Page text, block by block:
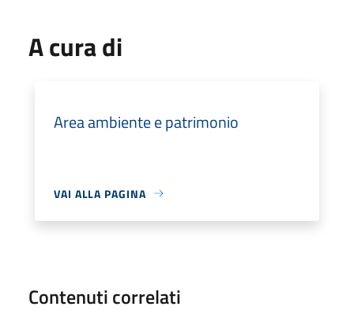
A cura di
Area ambiente e patrimonio
VAI ALLA PAGINA
Contenuti correlati